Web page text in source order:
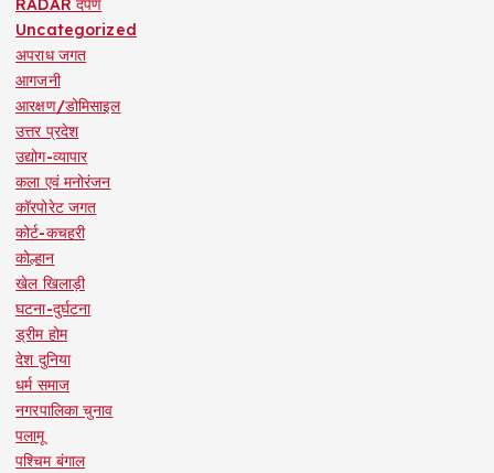
RADAR दर्पण
Uncategorized
अपराध जगत
आगजनी
आरक्षण/डोमिसाइल
उत्तर प्रदेश
उद्योग-व्यापार
कला एवं मनोरंजन
कॉरपोरेट जगत
कोर्ट-कचहरी
कोल्हान
खेल खिलाड़ी
घटना-दुर्घटना
ड्रीम होम
देश दुनिया
धर्म समाज
नगरपालिका चुनाव
पलामू
पश्चिम बंगाल